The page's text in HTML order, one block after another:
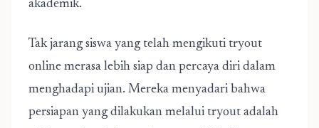
akademik.
Tak jarang siswa yang telah mengikuti tryout
online merasa lebih siap dan percaya diri dalam
menghadapi ujian. Mereka menyadari bahwa
persiapan yang dilakukan melalui tryout adalah